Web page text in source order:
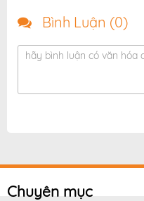
Bình Luận (0)
hãy bình luận có văn hóa
Chuyên mục